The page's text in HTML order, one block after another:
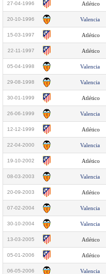
27-04-1996 Atlético
20-10-1996 Valencia
15-03-1997 Atlético
22-11-1997 Atlético
05-04-1998 Valencia
29-08-1998 Valencia
30-01-1999 Atlético
26-06-1999 Valencia
12-12-1999 Atlético
22-04-2000 Valencia
19-10-2002 Atlético
08-03-2003 Valencia
20-09-2003 Atlético
07-02-2004 Valencia
30-10-2004 Valencia
13-03-2005 Atlético
05-01-2006 Atlético
06-05-2006 Valencia